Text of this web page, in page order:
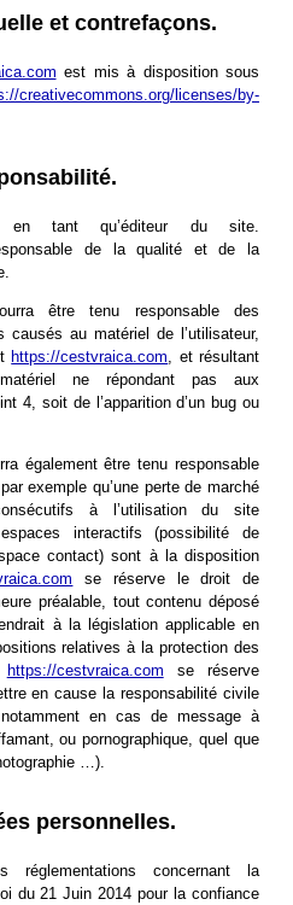
et contrefaçons.
est mis à disposition sous
creativecommons.org/licenses/by-
tant qu’éditeur du site.
de la qualité et de la
être tenu responsable des
au matériel de l’utilisateur,
https://cestvraica.com , et résultant
ne répondant pas aux
4, soit de l’apparition d’un bug ou
également être tenu responsable
exemple qu’une perte de marché
à l’utilisation du site
interactifs (possibilité de
contact) sont à la disposition
se réserve le droit de
préalable, tout contenu déposé
à la législation applicable en
relatives à la protection des
https://cestvraica.com se réserve
en cause la responsabilité civile
en cas de message à
ou pornographique, quel que
…).
personnelles.
réglementations concernant la
du 21 Juin 2014 pour la confiance